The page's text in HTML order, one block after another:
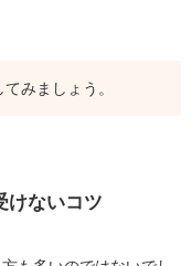
みましょう。
けないコツ